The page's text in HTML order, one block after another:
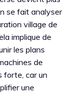
se fait analyser
village de
implique de
les plans
de
forte, car un
une